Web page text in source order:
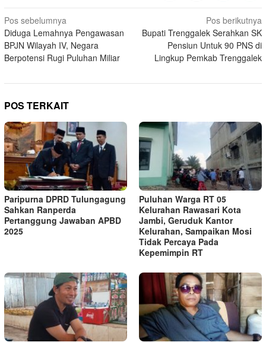
Navigasi
pos
Pos sebelumnya
Diduga Lemahnya Pengawasan
BPJN Wilayah IV, Negara
Berpotensi Rugi Puluhan Miliar
Pos berikutnya
Bupati Trenggalek Serahkan SK
Pensiun Untuk 90 PNS di
Lingkup Pemkab Trenggalek
POS TERKAIT
Paripurna DPRD Tulungagung
Sahkan Ranperda
Pertanggung Jawaban APBD
2025
Puluhan Warga RT 05
Kelurahan Rawasari Kota
Jambi, Geruduk Kantor
Kelurahan, Sampaikan Mosi
Tidak Percaya Pada
Kepemimpin RT